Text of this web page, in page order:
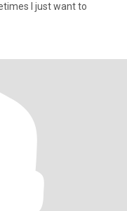
I just want to